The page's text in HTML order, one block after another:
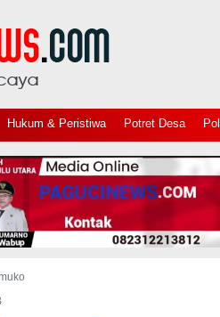
Hukum & Peristiwa Potret Desa